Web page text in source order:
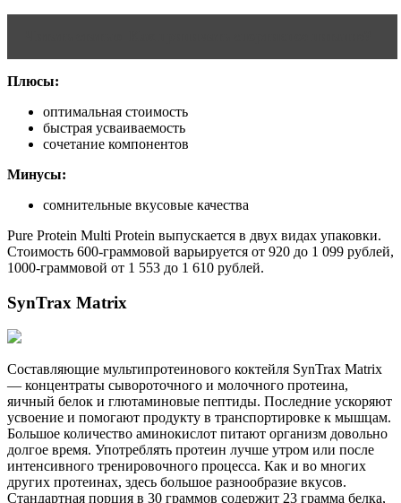
Плюсы:
оптимальная стоимость
быстрая усваиваемость
сочетание компонентов
Минусы:
сомнительные вкусовые качества
Pure Protein Multi Protein выпускается в двух видах упаковки.
Стоимость 600-граммовой варьируется от 920 до 1 099 рублей,
1000-граммовой от 1 553 до 1 610 рублей.
SynTrax Matrix
Составляющие мультипротеинового коктейля SynTrax Matrix
— концентраты сывороточного и молочного протеина,
яичный белок и глютаминовые пептиды. Последние ускоряют
усвоение и помогают продукту в транспортировке к мышцам.
Большое количество аминокислот питают организм довольно
долгое время. Употреблять протеин лучше утром или после
интенсивного тренировочного процесса. Как и во многих
других протеинах, здесь большое разнообразие вкусов.
Стандартная порция в 30 граммов содержит 23 грамма белка,